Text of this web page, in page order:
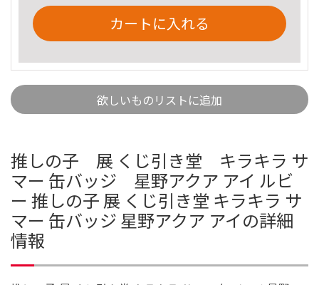
カートに入れる
欲しいものリストに追加
推しの子 展 くじ引き堂 キラキラ サ
マー 缶バッジ 星野アクア アイ ルビ
ー 推しの子 展 くじ引き堂 キラキラ サ
マー 缶バッジ 星野アクア アイの詳細
情報